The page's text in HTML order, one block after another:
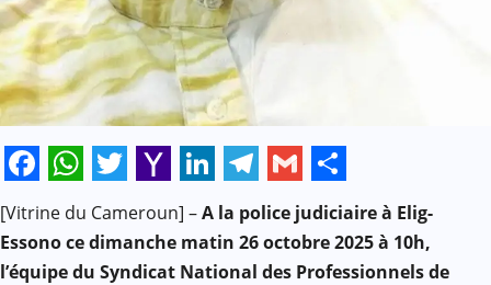
Facebook
WhatsApp
Twitter
Yahoo
Mail
LinkedIn
Telegram
Gmail
Share
[Vitrine du Cameroun] –A la police judiciaire à Elig-
Essono ce dimanche matin 26 octobre 2025 à 10h,
l’équipe du Syndicat National des Professionnels de